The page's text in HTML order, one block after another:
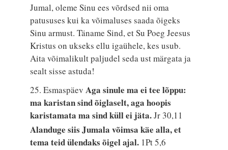
Jumal, oleme Sinu ees võrdsed nii oma
patususes kui ka võimaluses saada õigeks
Sinu armust. Täname Sind, et Su Poeg Jeesus
Kristus on ukseks ellu igaühele, kes usub.
Aita võimalikult paljudel seda ust märgata ja
sealt sisse astuda!
25. EsmaspäevAga sinule ma ei tee lõppu:
ma karistan sind õiglaselt, aga hoopis
karistamata ma sind küll ei jäta.Jr 30,11
Alanduge siis Jumala võimsa käe alla, et
tema teid ülendaks õigel ajal. 1Pt 5,6